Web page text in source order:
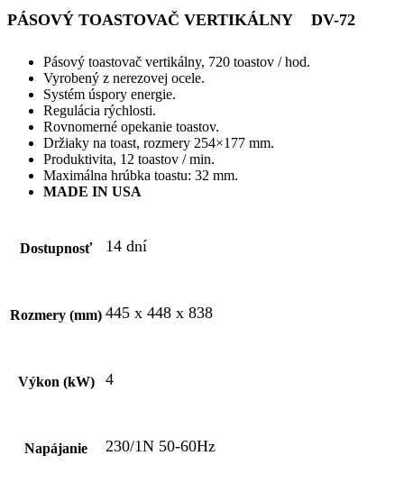
PÁSOVÝ TOASTOVAČ VERTIKÁLNY DV-72
Pásový toastovač vertikálny, 720 toastov / hod.
Vyrobený z nerezovej ocele.
Systém úspory energie.
Regulácia rýchlosti.
Rovnomerné opekanie toastov.
Držiaky na toast, rozmery 254×177 mm.
Produktivita, 12 toastov / min.
Maximálna hrúbka toastu: 32 mm.
MADE IN USA
Dostupnosť 14 dní
Rozmery (mm) 445 x 448 x 838
Výkon (kW) 4
Napájanie 230/1N 50-60Hz